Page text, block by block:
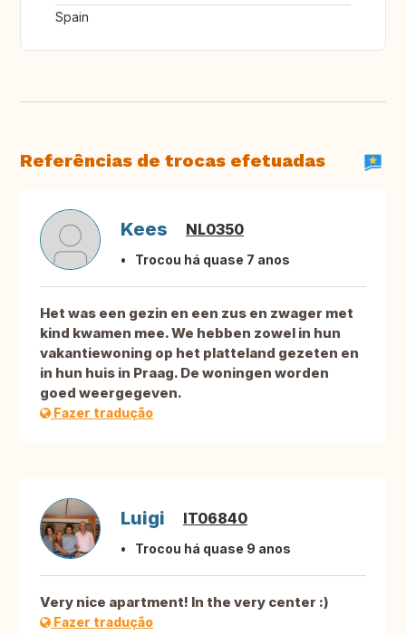
Spain
Referências de trocas efetuadas
Kees NL0350
Trocou há quase 7 anos
Het was een gezin en een zus en zwager met
kind kwamen mee. We hebben zowel in hun
vakantiewoning op het platteland gezeten en
in hun huis in Praag. De woningen worden
goed weergegeven.
Fazer tradução
Luigi IT06840
Trocou há quase 9 anos
Very nice apartment! In the very center :)
Fazer tradução